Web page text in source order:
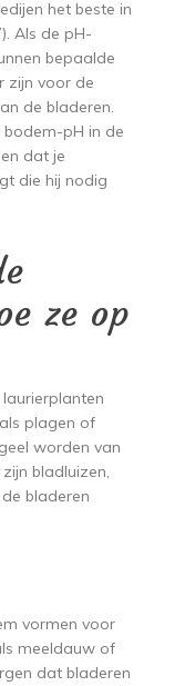
het beste in
Als de pH-
bepaalde
zijn voor de
de bladeren.
pH in de
dat je
die hij nodig
ze op
plagen of
worden van
bladluizen,
bladeren
vormen voor
meeldauw of
dat bladeren